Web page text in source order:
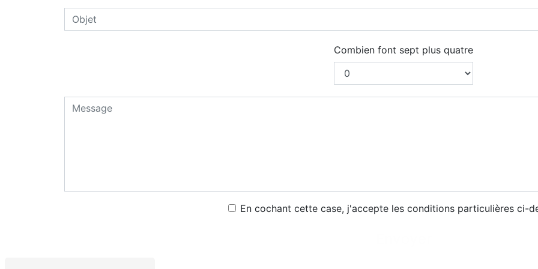
Combien font sept plus quatre
En cochant cette case, j'accepte les conditions particulières ci-